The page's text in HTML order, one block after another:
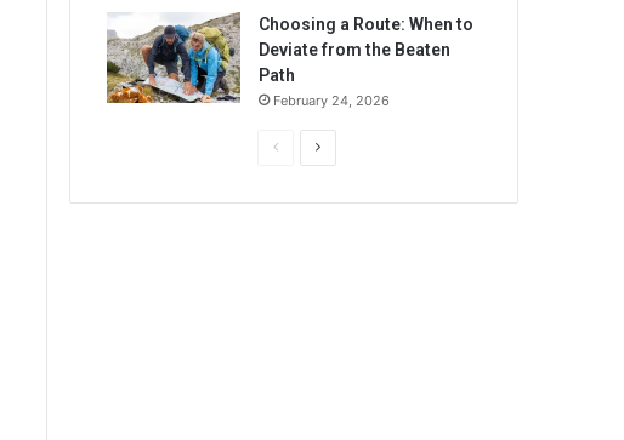
Choosing a Route: When to
Deviate from the Beaten
Path
February 24, 2026